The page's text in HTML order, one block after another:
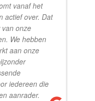
vanaf het
actief over. Dat
onze
We hebben
aan onze
iedereen die
aanrader.